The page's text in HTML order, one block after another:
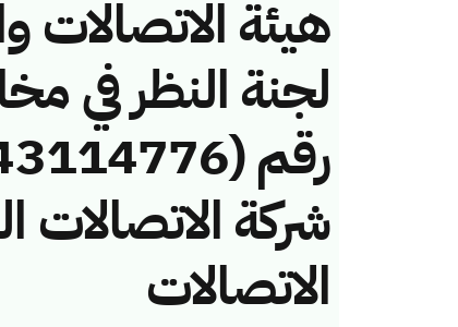
هيئة الاتصالات
لجنة النظر في
شركة الاتصالات
الاتصالات